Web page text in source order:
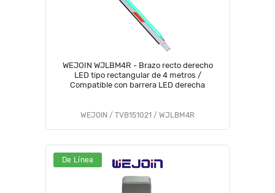
WEJOIN WJLBM4R - Brazo recto derecho
LED tipo rectangular de 4 metros /
Compatible con barrera LED derecha
WEJOIN / TVB151021 / WJLBM4R
De Línea